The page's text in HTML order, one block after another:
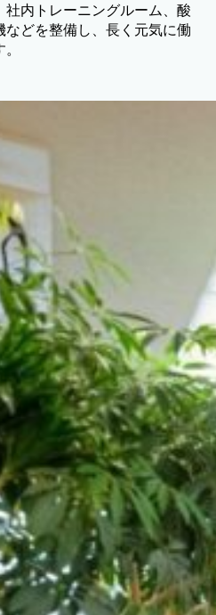
内トレーニングルーム、酸
どを整備し、長く元気に働